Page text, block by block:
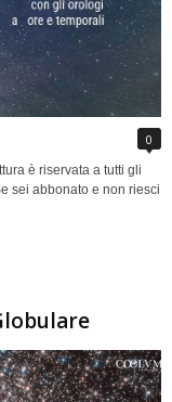
0
è riservata a tutti gli
sei abbonato e non riesci